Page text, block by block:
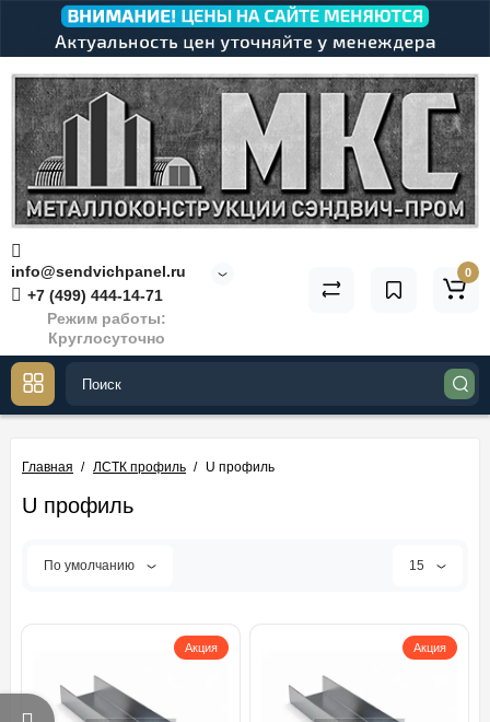
info@sendvichpanel.ru
+7 (499) 444-14-71
Режим работы:
Круглосуточно
0
Главная ЛСТК профиль U профиль
U профиль
По умолчанию 15
Акция Акция